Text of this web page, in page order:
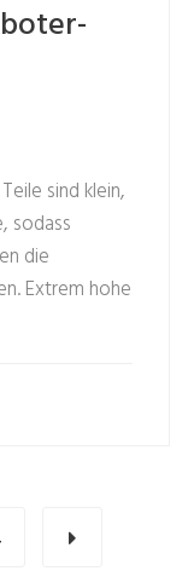
sind klein,
sodass
die
Extrem hohe